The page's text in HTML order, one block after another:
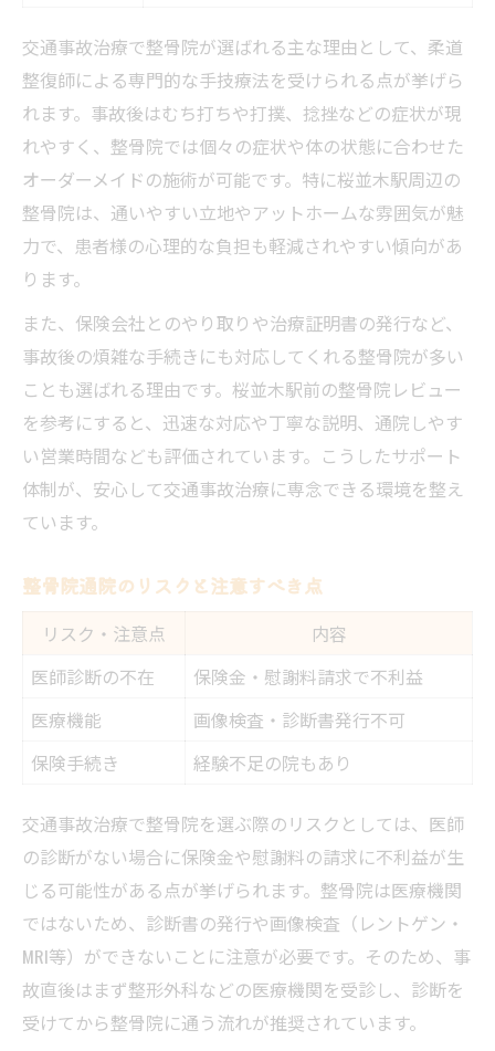
交通事故治療で整骨院が選ばれる主な理由として、柔道
整復師による専門的な手技療法を受けられる点が挙げら
れます。事故後はむち打ちや打撲、捻挫などの症状が現
れやすく、整骨院では個々の症状や体の状態に合わせた
オーダーメイドの施術が可能です。特に桜並木駅周辺の
整骨院は、通いやすい立地やアットホームな雰囲気が魅
力で、患者様の心理的な負担も軽減されやすい傾向があ
ります。
また、保険会社とのやり取りや治療証明書の発行など、
事故後の煩雑な手続きにも対応してくれる整骨院が多い
ことも選ばれる理由です。桜並木駅前の整骨院レビュー
を参考にすると、迅速な対応や丁寧な説明、通院しやす
い営業時間なども評価されています。こうしたサポート
体制が、安心して交通事故治療に専念できる環境を整え
ています。
整骨院通院のリスクと注意すべき点
リスク・注意点
内容
医師診断の不在
保険金・慰謝料請求で不利益
医療機能
画像検査・診断書発行不可
保険手続き
経験不足の院もあり
交通事故治療で整骨院を選ぶ際のリスクとしては、医師
の診断がない場合に保険金や慰謝料の請求に不利益が生
じる可能性がある点が挙げられます。整骨院は医療機関
ではないため、診断書の発行や画像検査（レントゲン・
MRI等）ができないことに注意が必要です。そのため、事
故直後はまず整形外科などの医療機関を受診し、診断を
受けてから整骨院に通う流れが推奨されています。